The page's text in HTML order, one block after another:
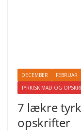
DECEMBER FEBRUAR
TYRKISK MAD OG
7 lækre
opskrifter